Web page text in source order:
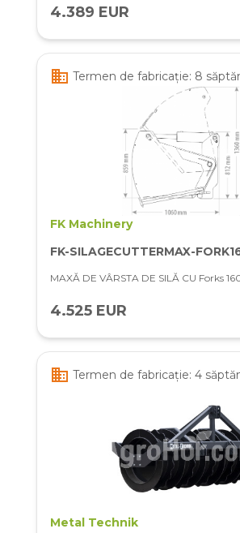
4.389 EUR
business Termen de fabricație: 8
FK Machinery
FK-SILAGECUTTERMAX-
MAXĂ DE VÂRSTA DE SILĂ CU Forks
4.525 EUR
business Termen de fabricație: 4
Metal Technik